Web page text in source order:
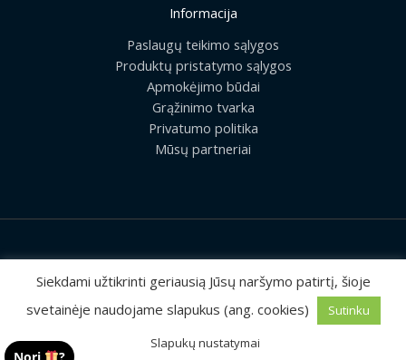
Informacija
Paslaugų teikimo sąlygos
Produktų pristatymo sąlygos
Apmokėjimo būdai
Grąžinimo tvarka
Privatumo politika
Mūsų partneriai
2026 © Visos teisės saugomos | UAB „Rilis“
Sprendimas:MEDIAERN
Siekdami užtikrinti geriausią Jūsų naršymo patirtį, šioje
svetainėje naudojame slapukus (ang. cookies)
Sutinku
Slapukų nustatymai